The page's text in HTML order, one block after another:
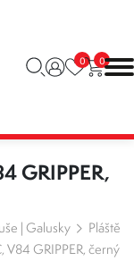
0 0
GRIPPER,
| Galusky
Pláště
GRIPPER, černý